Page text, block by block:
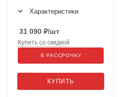
Характеристики
31 090 ₽/шт
КУПИТЬ
Купить со скидкой
В РАССРОЧКУ